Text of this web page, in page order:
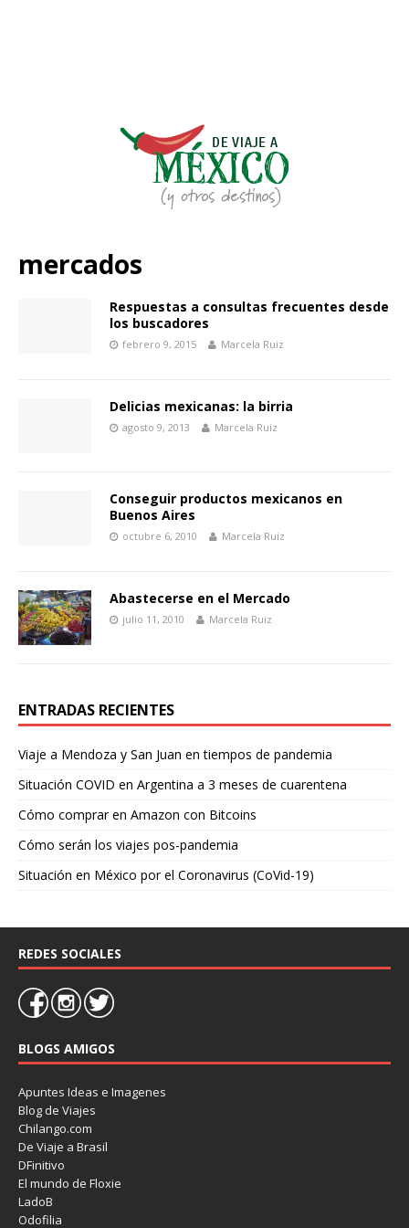
mercados
Respuestas a consultas frecuentes desde
los buscadores
febrero 9, 2015 Marcela Ruiz
Delicias mexicanas: la birria
agosto 9, 2013 Marcela Ruiz
Conseguir productos mexicanos en
Buenos Aires
octubre 6, 2010 Marcela Ruiz
Abastecerse en el Mercado
julio 11, 2010 Marcela Ruiz
ENTRADAS RECIENTES
Viaje a Mendoza y San Juan en tiempos de pandemia
Situación COVID en Argentina a 3 meses de cuarentena
Cómo comprar en Amazon con Bitcoins
Cómo serán los viajes pos-pandemia
Situación en México por el Coronavirus (CoVid-19)
REDES SOCIALES
BLOGS AMIGOS
Apuntes Ideas e Imagenes
Blog de Viajes
Chilango.com
De Viaje a Brasil
DFinitivo
El mundo de Floxie
LadoB
Odofilia